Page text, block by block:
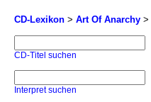
CD-Lexikon > Art Of Anarchy >
CD-Titel suchen
Interpret suchen